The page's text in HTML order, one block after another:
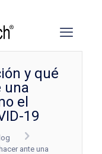
y qué
una
el
19
ante una